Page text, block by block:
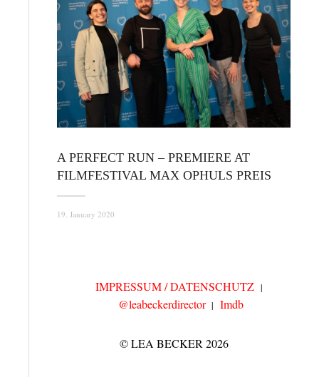
A PERFECT RUN – PREMIERE AT
FILMFESTIVAL MAX OPHULS PREIS
19. January 2020
IMPRESSUM / DATENSCHUTZ
@leabeckerdirector
Imdb
© LEA BECKER 2026